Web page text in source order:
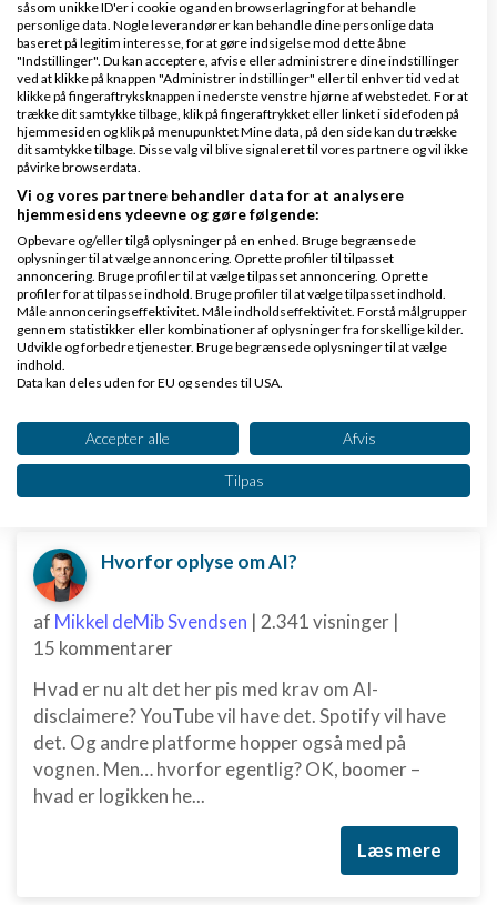
Klar lønnen med Danløn
Lav løn på et øjeblik–nemt, sikkert
og billigt. Opret gratis konto.
www.danlon.dk/
Køb en virksomhed
Køb en virksomhed med
kunder og omsætning hos Saxis
www.saxis.dk
Dinero Regnskabsprogram
Opret nemt og hurtigt fakturaer
Lav gratis bruger på Dinero i dag
Nye ekspertblog-indlæg om E-handel
Hvorfor oplyse om AI?
af Mikkel deMib Svendsen | 2.341 visninger |
15 kommentarer
Hvad er nu alt det her pis med krav om AI-
disclaimere? YouTube vil have det. Spotify vil have
det. Og andre platforme hopper også med på
vognen. Men… hvorfor egentlig? OK, boomer –
hvad er logikken he...
Læs mere
såsom unikke ID'er i cookie og anden browserlagring for at behandle
personlige data. Nogle leverandører kan behandle dine personlige data
baseret på legitim interesse, for at gøre indsigelse mod dette åbne
"Indstillinger". Du kan acceptere, afvise eller administrere dine indstillinger
ved at klikke på knappen "Administrer indstillinger" eller til enhver tid ved at
klikke på fingeraftryksknappen i nederste venstre hjørne af webstedet. For at
trække dit samtykke tilbage, klik på fingeraftrykket eller linket i sidefoden på
hjemmesiden og klik på menupunktet Mine data, på den side kan du trække
dit samtykke tilbage. Disse valg vil blive signaleret til vores partnere og vil ikke
påvirke browserdata.
Vi og vores partnere behandler data for at analysere
hjemmesidens ydeevne og gøre følgende:
Opbevare og/eller tilgå oplysninger på en enhed. Bruge begrænsede
oplysninger til at vælge annoncering. Oprette profiler til tilpasset
annoncering. Bruge profiler til at vælge tilpasset annoncering. Oprette
profiler for at tilpasse indhold. Bruge profiler til at vælge tilpasset indhold.
Måle annonceringseffektivitet. Måle indholdseffektivitet. Forstå målgrupper
gennem statistikker eller kombinationer af oplysninger fra forskellige kilder.
Udvikle og forbedre tjenester. Bruge begrænsede oplysninger til at vælge
indhold.
Data kan deles uden for EU og sendes til USA.
Se partnerliste (2 IAB-leverandører)
Vi bruger dine data til følgende formål:
IAB's behandlingsformål:
enhed
Bruge begrænsede oplysninger til at vælge
annoncering
Oprette profiler til tilpasset annoncering
Bruge profiler til at vælge tilpasset
annoncering
Oprette profiler for at tilpasse indhold
Bruge profiler til at vælge tilpasset indhold
Accepter alle Afvis
Tilpas